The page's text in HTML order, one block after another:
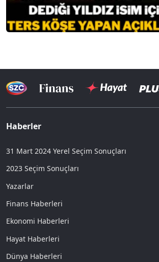
Haberler
31 Mart 2024 Yerel Seçim Sonuçları
2023 Seçim Sonuçları
Yazarlar
Finans Haberleri
Ekonomi Haberleri
Hayat Haberleri
Dünya Haberleri